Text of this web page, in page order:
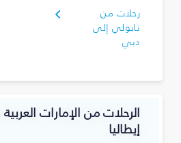
رحلات من
نابولي إلى
دبي
الرحلات من الإمارات
إيطاليا